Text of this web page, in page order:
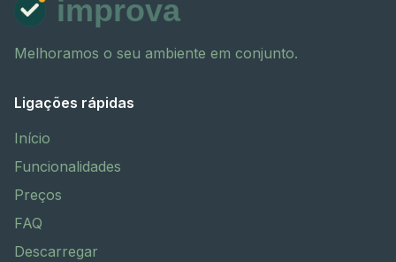
improva
Melhoramos o seu ambiente em conjunto.
Ligações rápidas
Início
Funcionalidades
Preços
FAQ
Descarregar